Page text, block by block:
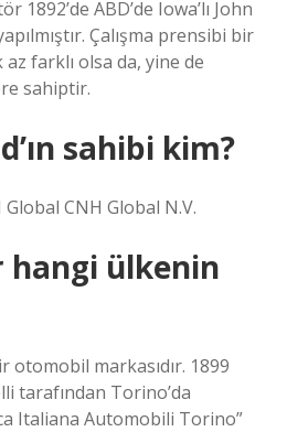
ABD’de Iowa’lı John
Çalışma prensibi bir
farklı olsa da, yine de
sahiptir.
sahibi kim?
CNH Global N.V.
ülkenin
otomobil markasıdır. 1899
tarafından Torino’da
Italiana Automobili Torino”